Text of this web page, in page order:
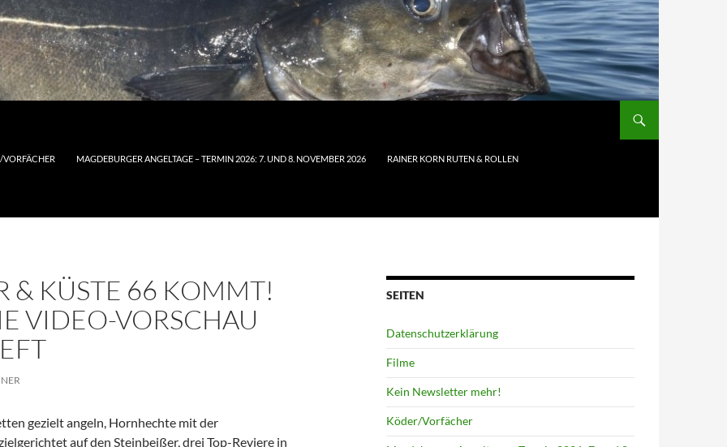
VORFÄCHER MAGDEBURGER ANGELTAGE – TERMIN 2026: 7. UND 8. NOVEMBER 2026 RAINER KORN RUTEN & ROLLEN
& KÜSTE 66 KOMMT!
VIDEO-VORSCHAU
gezielt angeln, Hornhechte mit der
auf den Steinbeißer, drei Top-Reviere in
SEITEN
Datenschutzerklärung
Filme
Kein Newsletter mehr!
Köder/Vorfächer